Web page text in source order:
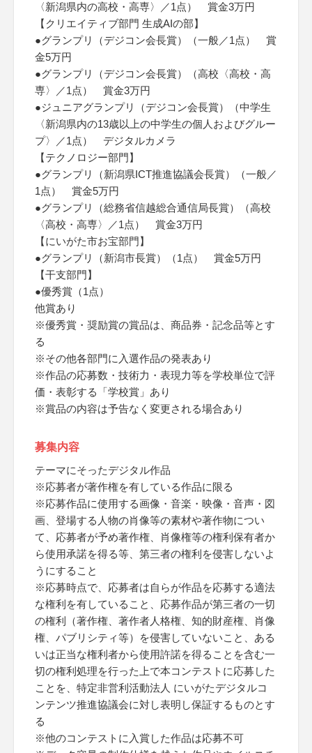
〈新潟県内の高校・高専〉／1点） 賞金3万円
【クリエイティブ部門 生成AIの部】
●グランプリ（デジコン会長賞）（一般／1点） 賞
金5万円
●グランプリ（デジコン会長賞）（高校〈高校・高
専〉／1点） 賞金3万円
●ジュニアグランプリ（デジコン会長賞）（中学生
〈新潟県内の13歳以上の中学生の個人およびグルー
プ〉／1点） デジタルカメラ
【テクノロジー部門】
●グランプリ（新潟県ICT推進協議会長賞）（一般／
1点） 賞金5万円
●グランプリ（総務省信越総合通信局長賞）（高校
〈高校・高専〉／1点） 賞金3万円
【にいがた市お宝部門】
●グランプリ（新潟市長賞）（1点） 賞金5万円
【干支部門】
●優秀賞（1点）
他賞あり
※優秀賞・奨励賞の賞品は、商品券・記念品等とす
る
※その他各部門に入選作品の発表あり
※作品の応募数・技術力・表現力等を学校単位で評
価・表彰する「学校賞」あり
※賞品の内容は予告なく変更される場合あり
募集内容
テーマにそったデジタル作品
※応募者が著作権を有している作品に限る
※応募作品に使用する画像・音楽・映像・音声・図
画、登場する人物の肖像等の素材や著作物につい
て、応募者が予め著作権、肖像権等の権利保有者か
ら使用承諾を得る等、第三者の権利を侵害しないよ
うにすること
※応募時点で、応募者は自らが作品を応募する適法
な権利を有していること、応募作品が第三者の一切
の権利（著作権、著作者人格権、知的財産権、肖像
権、パブリシティ等）を侵害していないこと、ある
いは正当な権利者から使用許諾を得ることを含む一
切の権利処理を行った上で本コンテストに応募した
ことを、特定非営利活動法人 にいがたデジタルコ
ンテンツ推進協議会に対し表明し保証するものとす
る
※他のコンテストに入賞した作品は応募不可